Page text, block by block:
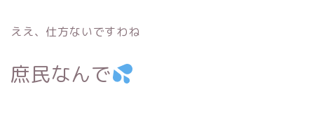
ええ、仕方ないですわね
庶民なんで